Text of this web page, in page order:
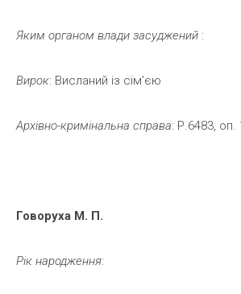
Яким органом влади засуджений :
Вирок: Висланий із сім’єю
Архівно-кримінальна справа: Р.6483, оп.
Говоруха М. П.
Рік народження: